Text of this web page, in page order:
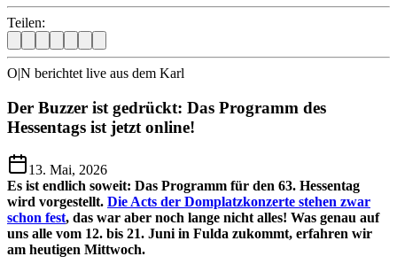
Teilen:
O|N berichtet live aus dem Karl
Der Buzzer ist gedrückt: Das Programm des
Hessentags ist jetzt online!
13. Mai, 2026
Es ist endlich soweit: Das Programm für den 63. Hessentag
wird vorgestellt. Die Acts der Domplatzkonzerte stehen zwar
schon fest, das war aber noch lange nicht alles! Was genau auf
uns alle vom 12. bis 21. Juni in Fulda zukommt, erfahren wir
am heutigen Mittwoch.